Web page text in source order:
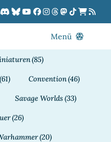
Menü
(85)
(61) Convention(46)
Savage Worlds (33)
(26)
(20)